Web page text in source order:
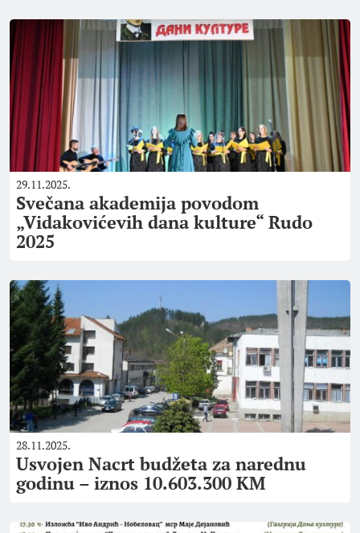
29.11.2025.
Svečana akademija povodom
„Vidakovićevih dana kulture“ Rudo
2025
28.11.2025.
Usvojen Nacrt budžeta za narednu
godinu – iznos 10.603.300 KM